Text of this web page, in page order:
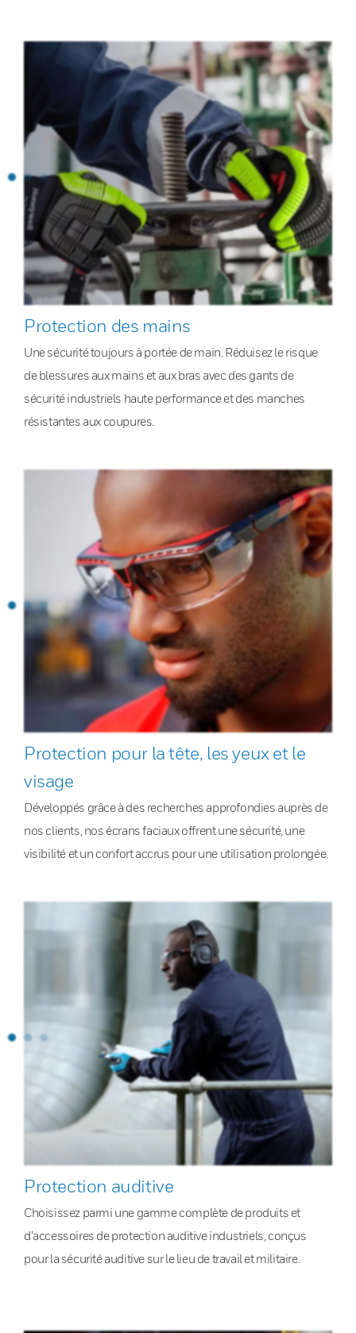
Protection des mains
Une sécurité toujours à portée de main. Réduisez le risque
de blessures aux mains et aux bras avec des gants de
sécurité industriels haute performance et des manches
résistantes aux coupures.
Protection pour la tête, les yeux et le
visage
Développés grâce à des recherches approfondies auprès de
nos clients, nos écrans faciaux offrent une sécurité, une
visibilité et un confort accrus pour une utilisation prolongée.
Protection auditive
Choisissez parmi une gamme complète de produits et
d’accessoires de protection auditive industriels, conçus
pour la sécurité auditive sur le lieu de travail et militaire.